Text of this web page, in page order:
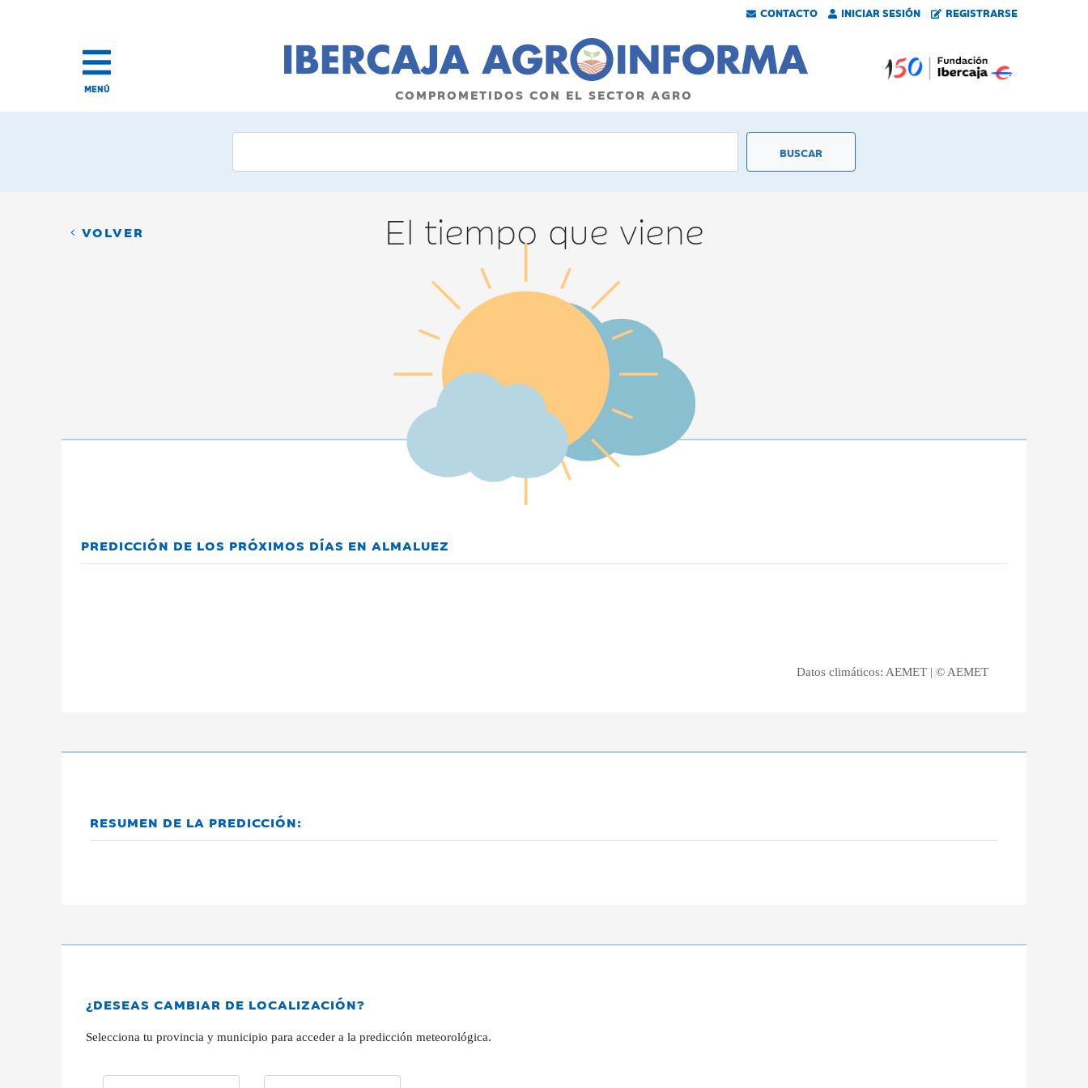
CONTACTO INICIAR SESIÓN REGISTRARSE
MENÚ COMPROMETIDOS CON EL SECTOR AGRO
VOLVER El tiempo que viene
PREDICCIÓN DE LOS PRÓXIMOS DÍAS EN ALMALUEZ
Datos climáticos: AEMET | © AEMET
RESUMEN DE LA PREDICCIÓN:
¿DESEAS CAMBIAR DE LOCALIZACIÓN?
Selecciona tu provincia y municipio para acceder a la predicción meteorológica.